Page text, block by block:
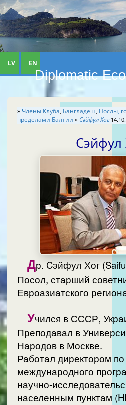
Diplomatic
LV EN
» Члены Клуба, Бангладеш, Послы,
пределами Балтии » Cэйфул Хог
Cэйфул
Д
р. Cэйфул Хог
Посол, старший
Евроазиатского
Учился в СССР,
Преподавал в
Народов в Москве.
Работал директором
международного
научно-
населенным пунктам